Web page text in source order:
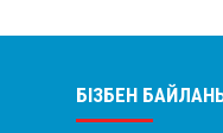
БІЗБЕН